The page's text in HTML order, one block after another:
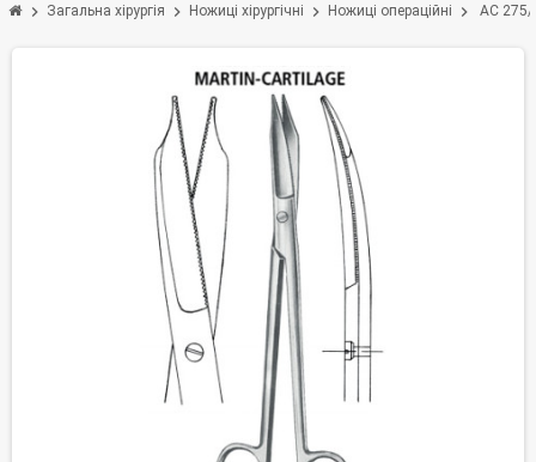
chevron_right Загальна хірургія chevron_right Ножиці хірургічні chevron_right Ножиці операційні chevron_right AC 275/